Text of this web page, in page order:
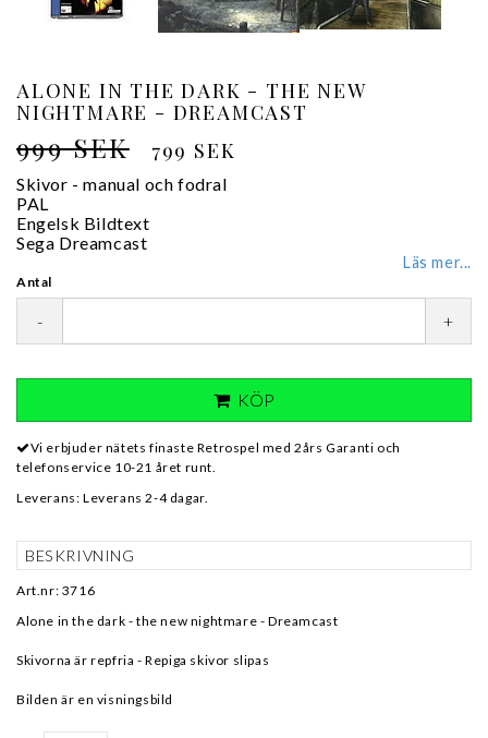
ALONE IN THE DARK - THE NEW
NIGHTMARE - DREAMCAST
999 SEK 799 SEK
Skivor - manual och fodral
PAL
Engelsk Bildtext
Sega Dreamcast
Läs mer...
Antal
- +
KÖP
Vi erbjuder nätets finaste Retrospel med 2års Garanti och
telefonservice 10-21 året runt.
Leverans: Leverans 2-4 dagar.
BESKRIVNING
Art.nr: 3716
Alone in the dark - the new nightmare - Dreamcast
Skivorna är repfria - Repiga skivor slipas
Bilden är en visningsbild